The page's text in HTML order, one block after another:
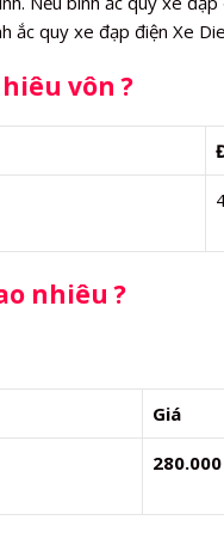
ắc quy xe đạp điện Xe
vôn ?
nhiêu ?
Giá